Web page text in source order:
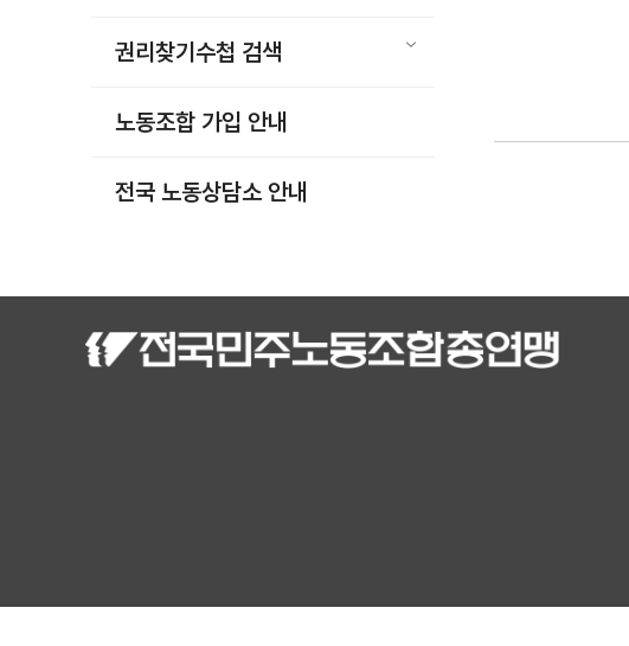
권리찾기수첩 검색
노동조합 가입 안내
전국 노동상담소 안내